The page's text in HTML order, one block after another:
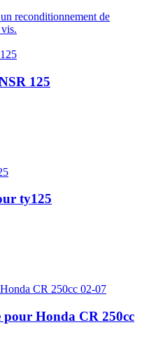
reconditionnement de
125
ty125
pour Honda CR 250cc